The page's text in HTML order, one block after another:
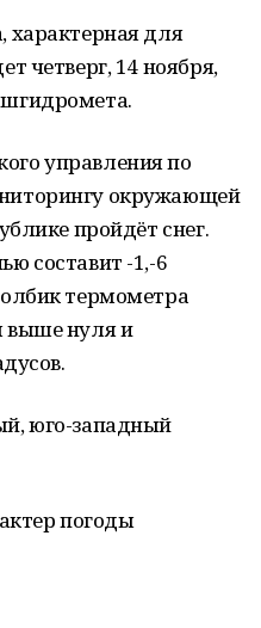
характерная для
четверг, 14 ноября,
управления по
окружающей
пройдёт снег.
составит -1,-6
термометра
выше нуля и
юго-западный
погоды